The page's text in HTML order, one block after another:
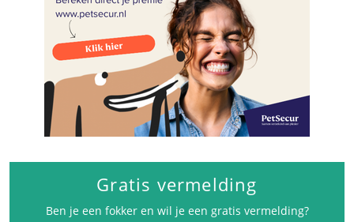
Gratis vermelding
Ben je een fokker en wil je een gratis vermelding?